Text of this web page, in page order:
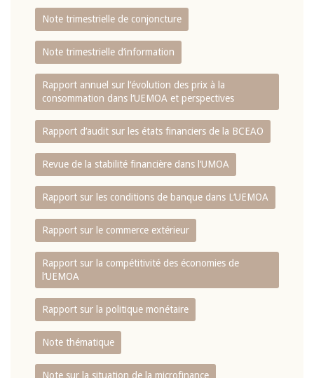
Note trimestrielle de conjoncture
Note trimestrielle d‘information
Rapport annuel sur l‘évolution des prix à la
consommation dans l‘UEMOA et perspectives
Rapport d‘audit sur les états financiers de la BCEAO
Revue de la stabilité financière dans l‘UMOA
Rapport sur les conditions de banque dans L‘UEMOA
Rapport sur le commerce extérieur
Rapport sur la compétitivité des économies de
l‘UEMOA
Rapport sur la politique monétaire
Note thématique
Note sur la situation de la microfinance